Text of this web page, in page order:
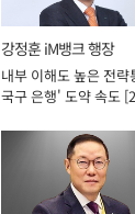
강정훈 iM뱅크 행장
내부 이해도 높은 전략
국구 은행' 도약 속도